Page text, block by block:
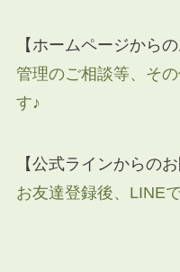
【ホームページから
管理のご相談等、そ
す♪
【公式ラインからの
お友達登録後、LINE